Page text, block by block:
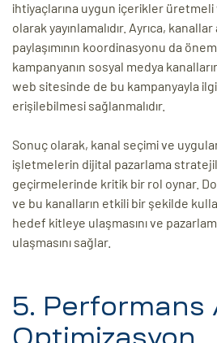
ihtiyaçlarına uygun içerikler
olarak yayınlamalıdır. Ayrıca,
paylaşımının koordinasyonu da
kampanyanın sosyal medya
web sitesinde de bu kampanyayla
erişilebilmesi sağlanmalıdır.
Sonuç olarak, kanal seçimi ve
işletmelerin dijital pazarlama
geçirmelerinde kritik bir rol oynar.
ve bu kanalların etkili bir şekilde
hedef kitleye ulaşmasını ve
ulaşmasını sağlar.
5. Performans
Optimizasyon